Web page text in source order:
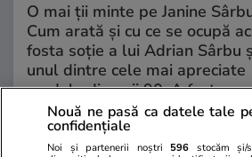
O mai ții minte pe Janine
Cum arată și cu ce se ocupă
fosta soție a lui Adrian Sârbu
unul dintre cele mai apreciate
modele din anii 90. A fost
decorată recent de Ministerul
Culturii din Franța. Foto
Nouă ne pasă ca datele tale
confidențiale
Noi și partenerii noștri 596 stocăm și/